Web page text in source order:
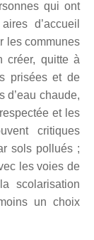
qui ont
d’accueil
les communes
créer, quitte à
prisées et de
d’eau chaude,
et les
critiques
sols pollués ;
les voies de
scolarisation
un choix